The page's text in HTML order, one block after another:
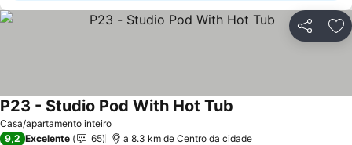
Partilhar
Casa/apartamento inteiro
P23 - Studio Pod With Hot Tub
9,2 Excelente 65 a 8.3 km de Centro da cidade